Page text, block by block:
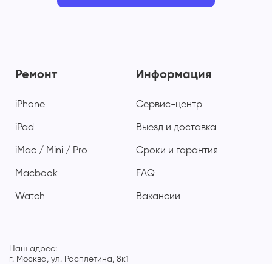
Ремонт
iPhone
iPad
iMac / Mini / Pro
Macbook
Watch
Информация
Сервис-центр
Выезд и доставка
Сроки и гарантия
FAQ
Вакансии
Наш адрес:
г. Москва, ул. Расплетина, 8к1